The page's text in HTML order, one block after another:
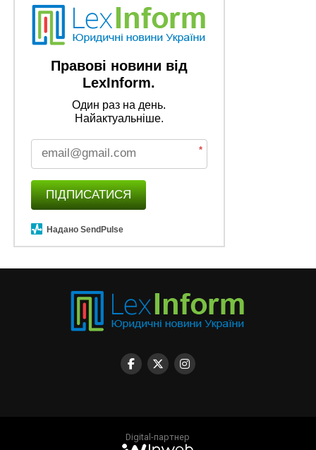
Правові новини від
LexInform.
Один раз на день.
Найактуальніше.
*
ПІДПИСАТИСЯ
Надано SendPulse
Digital-партнер